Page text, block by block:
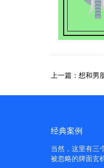
上一篇：想和男
经典案例
当然，这里有三
被忽略的牌面玄